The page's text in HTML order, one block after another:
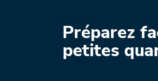
Préparez
petites